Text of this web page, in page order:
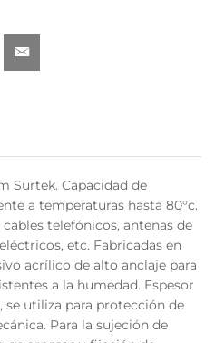
Surtek. Capacidad de
a temperaturas hasta 80°c.
telefónicos, antenas de
etc. Fabricadas en
acrílico de alto anclaje para
a la humedad. Espesor
se utiliza para protección de
Para la sujeción de